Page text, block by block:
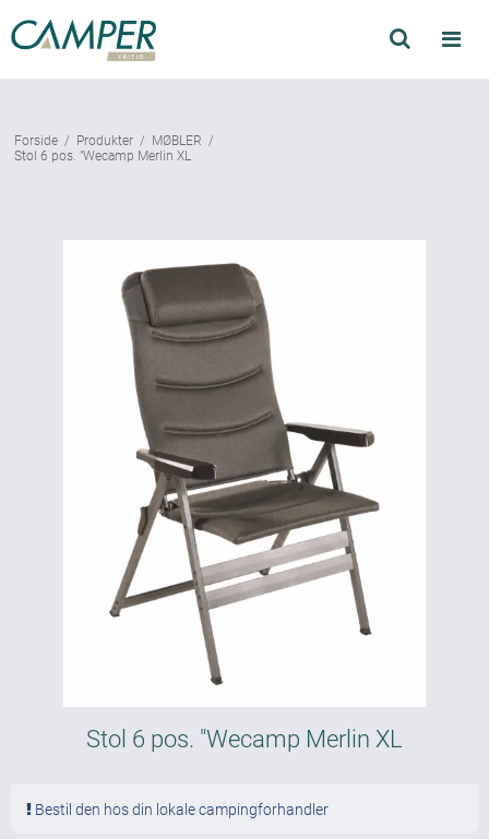
Find forhandler
Kataloger
Forhandler login
Forside / Produkter / MØBLER /
Stol 6 pos. "Wecamp Merlin XL
Stol 6 pos. "Wecamp Merlin XL
Bestil den hos din lokale campingforhandler